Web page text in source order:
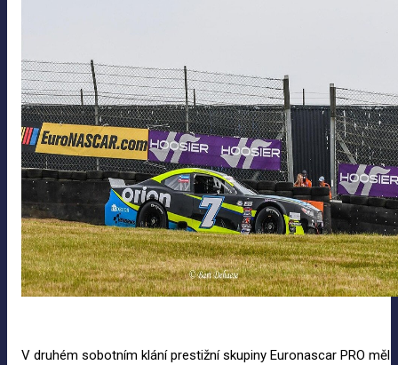
V druhém sobotním klání prestižní skupiny Euronascar PRO měl